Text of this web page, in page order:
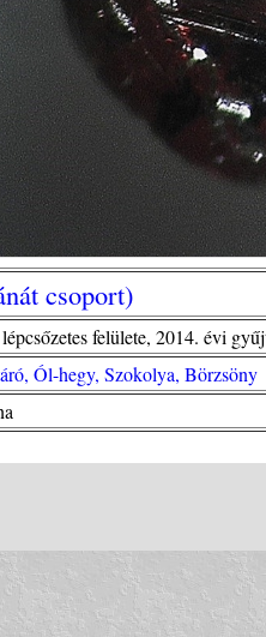
csoport)
felülete, 2014. évi
Ól-hegy, Szokolya, Börzsöny